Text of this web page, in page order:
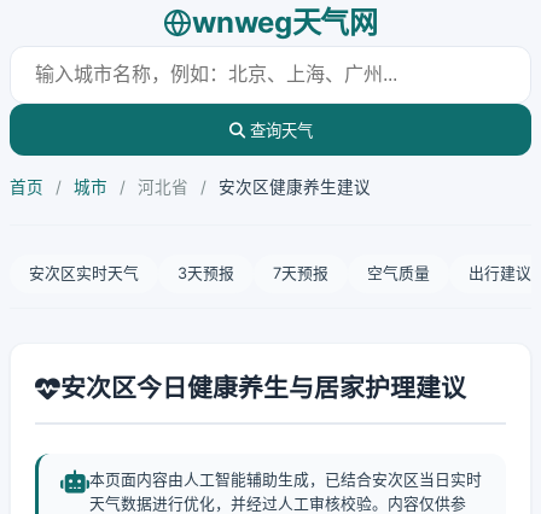
wnweg天气网
查询天气
首页 / 城市 / 河北省 / 安次区健康养生建议
安次区实时天气 3天预报 7天预报 空气质量 出行建议
安次区今日健康养生与居家护理建议
本页面内容由人工智能辅助生成，已结合安次区当日实时
天气数据进行优化，并经过人工审核校验。内容仅供参